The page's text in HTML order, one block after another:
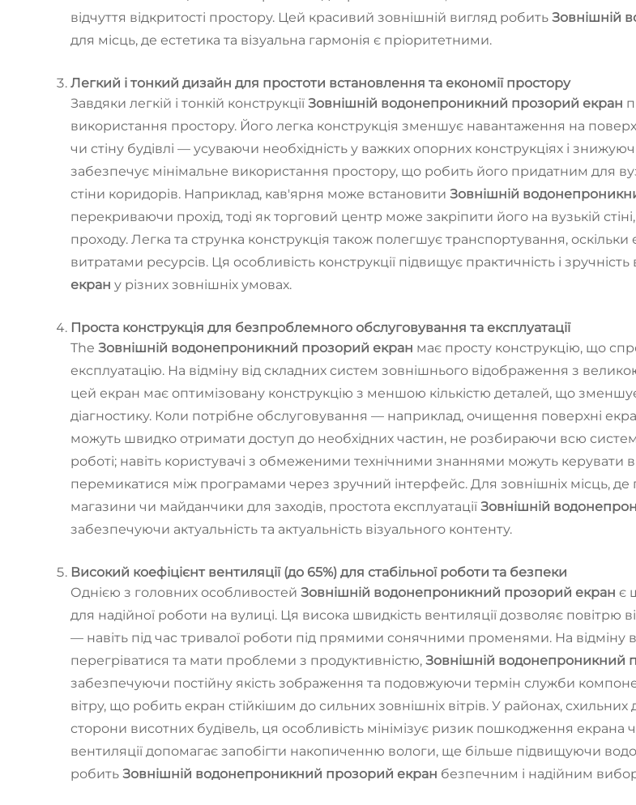
відчуття відкритості простору. Цей красивий зовнішній вигляд робить Зовнішній
для місць, де естетика та візуальна гармонія є пріоритетними.
Легкий і тонкий дизайн для простоти встановлення та економії простору
Завдяки легкій і тонкій конструкції Зовнішній водонепроникний прозорий екран
використання простору. Його легка конструкція зменшує навантаження на
чи стіну будівлі — усуваючи необхідність у важких опорних конструкціях і
забезпечує мінімальне використання простору, що робить його придатним для
стіни коридорів. Наприклад, кав'ярня може встановити Зовнішній
перекриваючи прохід, тоді як торговий центр може закріпити його на вузькій
проходу. Легка та струнка конструкція також полегшує транспортування,
витратами ресурсів. Ця особливість конструкції підвищує практичність і
екран у різних зовнішніх умовах.
Проста конструкція для безпроблемного обслуговування та експлуатації
The Зовнішній водонепроникний прозорий екран має просту конструкцію, що
експлуатацію. На відміну від складних систем зовнішнього відображення з
цей екран має оптимізовану конструкцію з меншою кількістю деталей, що
діагностику. Коли потрібне обслуговування — наприклад, очищення поверхні
можуть швидко отримати доступ до необхідних частин, не розбираючи всю
роботі; навіть користувачі з обмеженими технічними знаннями можуть керувати
перемикатися між програмами через зручний інтерфейс. Для зовнішніх місць, де
магазини чи майданчики для заходів, простота експлуатації Зовнішній
забезпечуючи актуальність та актуальність візуального контенту.
Високий коефіцієнт вентиляції (до 65%) для стабільної роботи та безпеки
Однією з головних особливостей Зовнішній водонепроникний прозорий екран є
для надійної роботи на вулиці. Ця висока швидкість вентиляції дозволяє
— навіть під час тривалої роботи під прямими сонячними променями. На відміну
перегріватися та мати проблеми з продуктивністю, Зовнішній водонепроникний
забезпечуючи постійну якість зображення та подовжуючи термін служби
вітру, що робить екран стійкішим до сильних зовнішніх вітрів. У районах,
сторони висотних будівель, ця особливість мінімізує ризик пошкодження екрана
вентиляції допомагає запобігти накопиченню вологи, ще більше підвищуючи
робить Зовнішній водонепроникний прозорий екран безпечним і надійним